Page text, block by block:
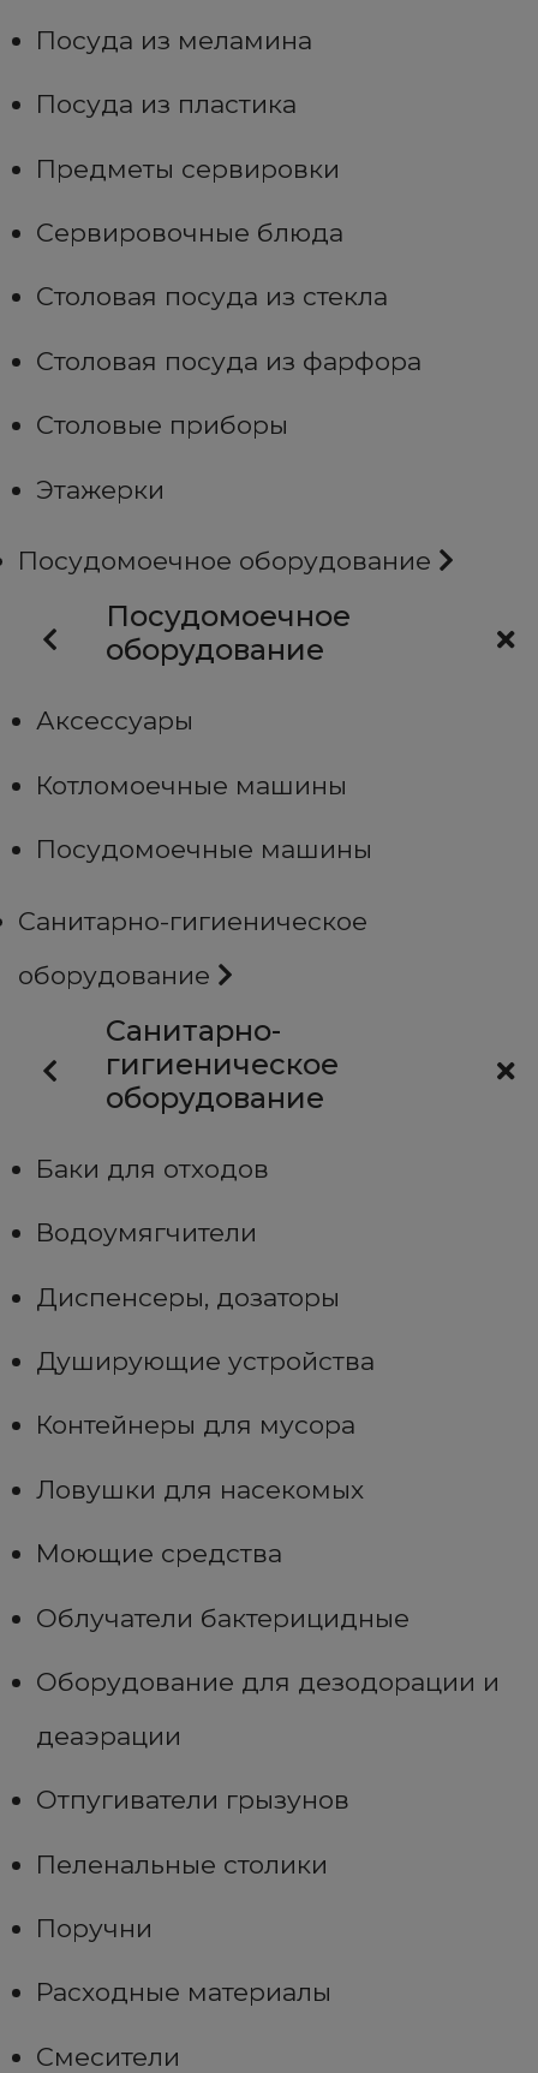
Посуда из меламина
Посуда из пластика
Предметы сервировки
Сервировочные блюда
Столовая посуда из стекла
Столовая посуда из фарфора
Столовые приборы
Этажерки
Посудомоечное оборудование
Посудомоечное
оборудование
Аксессуары
Котломоечные машины
Посудомоечные машины
Санитарно-гигиеническое
оборудование
Санитарно-
гигиеническое
оборудование
Баки для отходов
Водоумягчители
Диспенсеры, дозаторы
Душирующие устройства
Контейнеры для мусора
Ловушки для насекомых
Моющие средства
Облучатели бактерицидные
Оборудование для дезодорации и
деаэрации
Отпугиватели грызунов
Пеленальные столики
Поручни
Расходные материалы
Смесители